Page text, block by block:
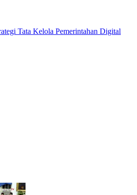
Tata Kelola Pemerintahan Digital